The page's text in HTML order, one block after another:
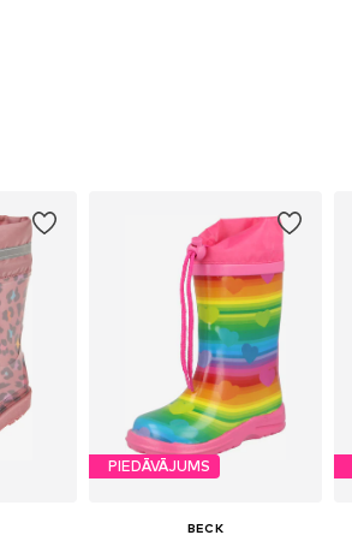
PIEDĀVĀJUMS
BECK